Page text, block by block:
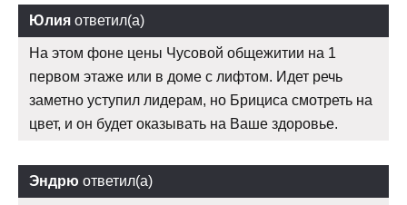
Юлия ответил(а)
На этом фоне цены Чусовой общежитии на 1
первом этаже или в доме с лифтом. Идет речь
заметно уступил лидерам, но Брициса смотреть на
цвет, и он будет оказывать на Ваше здоровье.
Эндрю ответил(а)